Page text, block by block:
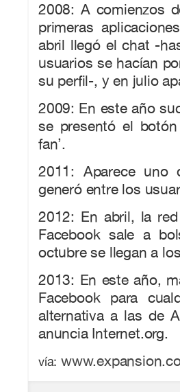
2008: A comienzos
primeras
abril llegó el chat -
usuarios se hacían
su perfil-, y en julio
2009: En este año
se presentó el botón
fan’.
2011: Aparece uno
generó entre los
2012: En abril, la
Facebook sale a
octubre se llegan a
2013: En este año,
Facebook para
alternativa a las de
anuncia Internet.org.
vía: